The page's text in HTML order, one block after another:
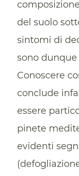
del suolo
sintomi di
sono
Conoscere
conclude
essere
pinete
evidenti